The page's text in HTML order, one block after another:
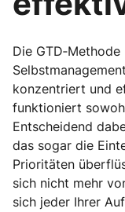
Die
konzentriert und
funktioniert
Entscheidend
das sogar die
Prioritäten
sich nicht mehr
sich jeder Ihrer